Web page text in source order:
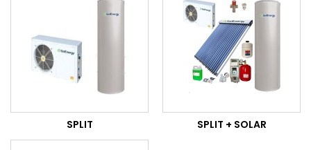
SPLIT SPLIT + SOLAR